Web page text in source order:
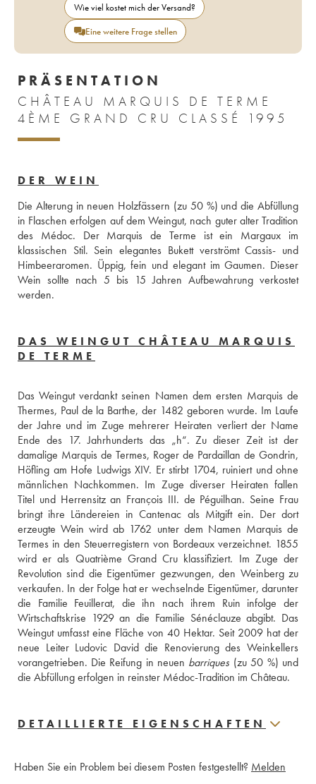
Wie viel kostet mich der Versand?
Eine weitere Frage stellen
PRÄSENTATION
CHÂTEAU MARQUIS DE TERME
4ÈME GRAND CRU CLASSÉ 1995
DER WEIN
Die Alterung in neuen Holzfässern (zu 50 %) und die Abfüllung
in Flaschen erfolgen auf dem Weingut, nach guter alter Tradition
des Médoc. Der Marquis de Terme ist ein Margaux im
klassischen Stil. Sein elegantes Bukett verströmt Cassis- und
Himbeeraromen. Üppig, fein und elegant im Gaumen. Dieser
Wein sollte nach 5 bis 15 Jahren Aufbewahrung verkostet
werden.
DAS WEINGUT CHÂTEAU MARQUIS
DE TERME
Das Weingut verdankt seinen Namen dem ersten Marquis de
Thermes, Paul de la Barthe, der 1482 geboren wurde. Im Laufe
der Jahre und im Zuge mehrerer Heiraten verliert der Name
Ende des 17. Jahrhunderts das „h“. Zu dieser Zeit ist der
damalige Marquis de Termes, Roger de Pardaillan de Gondrin,
Höfling am Hofe Ludwigs XIV. Er stirbt 1704, ruiniert und ohne
männlichen Nachkommen. Im Zuge diverser Heiraten fallen
Titel und Herrensitz an François III. de Péguilhan. Seine Frau
bringt ihre Ländereien in Cantenac als Mitgift ein. Der dort
erzeugte Wein wird ab 1762 unter dem Namen Marquis de
Termes in den Steuerregistern von Bordeaux verzeichnet. 1855
wird er als Quatrième Grand Cru klassifiziert. Im Zuge der
Revolution sind die Eigentümer gezwungen, den Weinberg zu
verkaufen. In der Folge hat er wechselnde Eigentümer, darunter
die Familie Feuillerat, die ihn nach ihrem Ruin infolge der
Wirtschaftskrise 1929 an die Familie Sénéclauze abgibt. Das
Weingut umfasst eine Fläche von 40 Hektar. Seit 2009 hat der
neue Leiter Ludovic David die Renovierung des Weinkellers
vorangetrieben. Die Reifung in neuen barriques (zu 50 %) und
die Abfüllung erfolgen in reinster Médoc-Tradition im Château.
DETAILLIERTE EIGENSCHAFTEN
Haben Sie ein Problem bei diesem Posten festgestellt? Melden